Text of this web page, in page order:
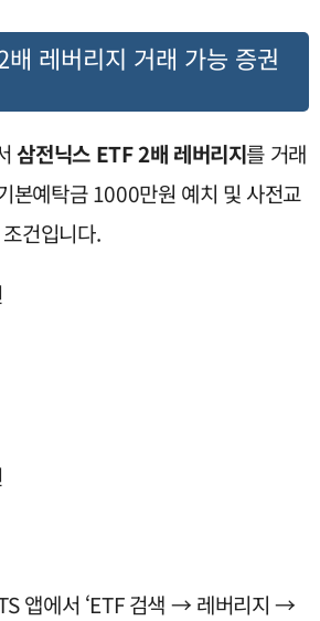
레버리지 거래 가능 증권
삼전닉스 ETF 2배 레버리지를 거래
본예탁금 1000만원 예치 및 사전교
건입니다.
앱에서 ‘ETF 검색 → 레버리지 →